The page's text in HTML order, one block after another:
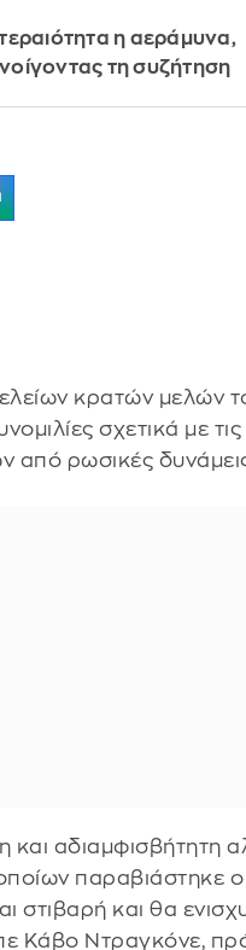
η αεράμυνα,
τη συζήτηση
κρατών μελών
σχετικά με
από ρωσικές
αδιαμφισβήτητη
παραβιάστηκε
στιβαρή και θα
Κάβο Ντραγκόνε,